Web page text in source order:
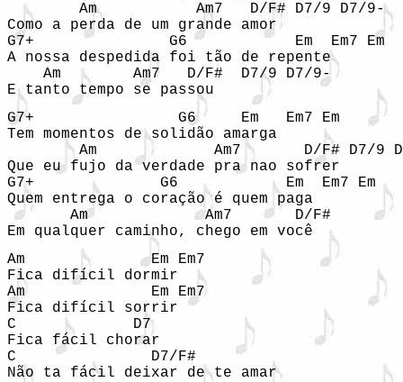
        Am           Am7   D/F# D7/9 D7/9-
Como a perda de um grande amor
G7+               G6            Em  Em7 Em
A nossa despedida foi tão de repente
    Am        Am7   D/F#  D7/9 D7/9-
E tanto tempo se passou
G7+                G6     Em   Em7 Em
Tem momentos de solidão amarga
Am             Am7       D/F# D7/9
Que eu fujo da verdade pra nao sofrer
G7+              G6            Em  Em7 Em
Quem entrega o coração é quem paga
       Am             Am7       D/F#
Em qualquer caminho, chego em você
Am              Em Em7
Fica difícil dormir
Am              Em Em7
Fica difícil sorrir
C             D7
Fica fácil chorar
C               D7/F#
Não ta fácil deixar de te amar